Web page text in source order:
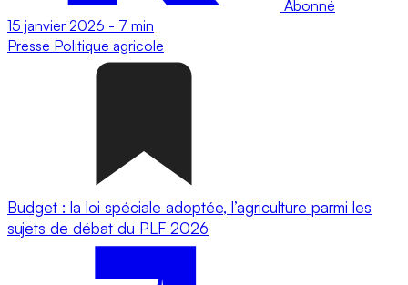
Abonné
15 janvier 2026 - 7 min
Presse Politique agricole
Budget : la loi spéciale adoptée, l’agriculture parmi les
sujets de débat du PLF 2026